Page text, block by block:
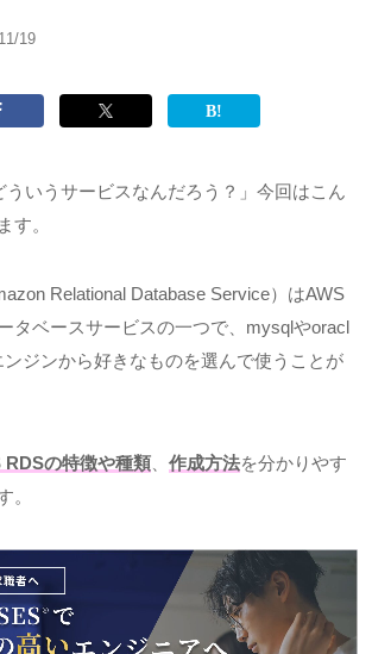
19
ういうサービスなんだろう？」今回はこん
す。
Relational Database Service）はAWS
タベースサービスの一つで、 mysqlやoracl
ンジンから好きなものを選んで使うことが
RDSの特徴や種類 作成方法を分かりやす
。